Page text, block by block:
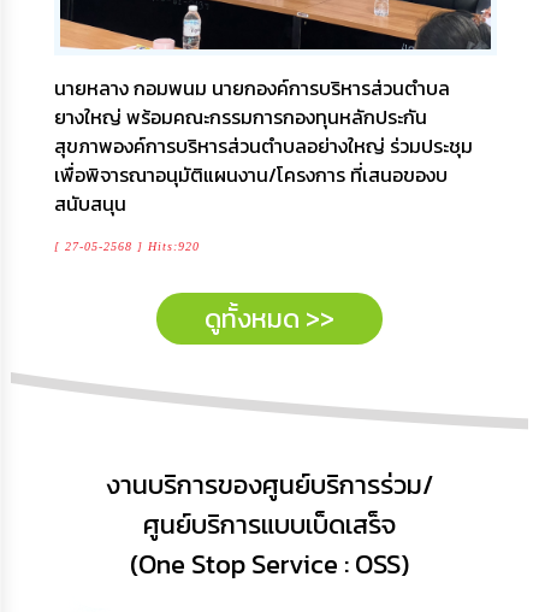
นายหลาง กอมพนม นายกองค์การบริหารส่วนตำบล
ยางใหญ่ พร้อมคณะกรรมการกองทุนหลักประกัน
สุขภาพองค์การบริหารส่วนตำบลอย่างใหญ่ ร่วมประชุม
เพื่อพิจารณาอนุมัติแผนงาน/โครงการ ที่เสนอของบ
สนับสนุน
[ 27-05-2568 ] Hits:920
ดูทั้งหมด >>
งานบริการของศูนย์บริการร่วม/
ศูนย์บริการแบบเบ็ดเสร็จ
(One Stop Service : OSS)